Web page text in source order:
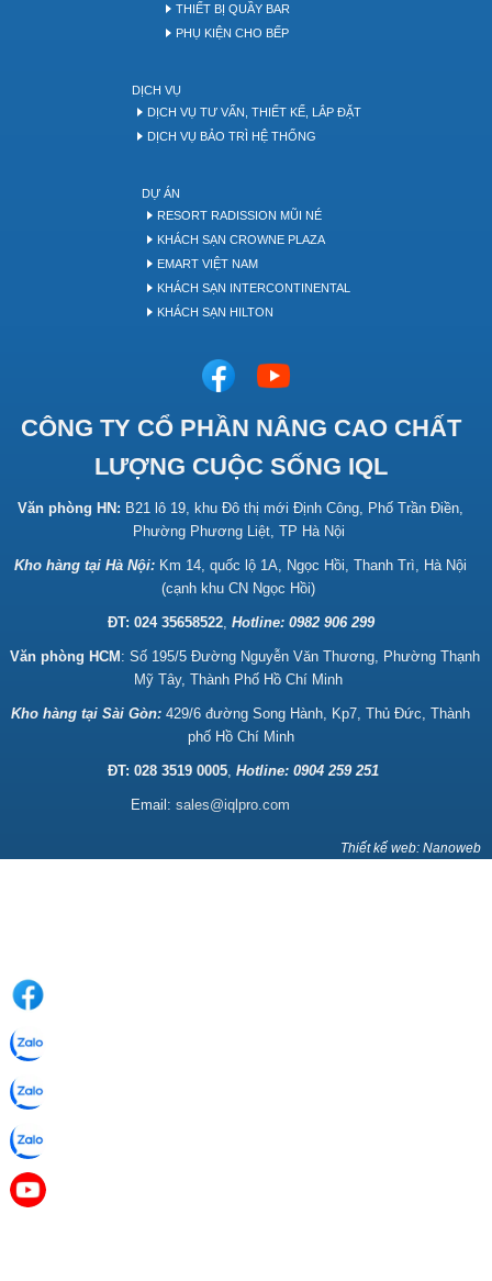
THIẾT BỊ QUẦY BAR
PHỤ KIỆN CHO BẾP
DỊCH VỤ
DỊCH VỤ TƯ VẤN, THIẾT KẾ, LẮP ĐẶT
DỊCH VỤ BẢO TRÌ HỆ THỐNG
DỰ ÁN
RESORT RADISSION MŨI NÉ
KHÁCH SẠN CROWNE PLAZA
EMART VIỆT NAM
KHÁCH SẠN INTERCONTINENTAL
KHÁCH SẠN HILTON
CÔNG TY CỔ PHẦN NÂNG CAO CHẤT
LƯỢNG CUỘC SỐNG IQL
Văn phòng HN: B21 lô 19, khu Đô thị mới Định Công, Phố Trần Điền,
Phường Phương Liệt, TP Hà Nội
Kho hàng tại Hà Nội: Km 14, quốc lộ 1A, Ngọc Hồi, Thanh Trì, Hà Nội
(cạnh khu CN Ngọc Hồi)
ĐT: 024 35658522, Hotline: 0982 906 299
Văn phòng HCM: Số 195/5 Đường Nguyễn Văn Thương, Phường Thạnh
Mỹ Tây, Thành Phố Hồ Chí Minh
Kho hàng tại Sài Gòn: 429/6 đường Song Hành, Kp7, Thủ Đức, Thành
phố Hồ Chí Minh
ĐT: 028 3519 0005, Hotline: 0904 259 251
Email: sales@iqlpro.com
Thiết kế web: Nanoweb